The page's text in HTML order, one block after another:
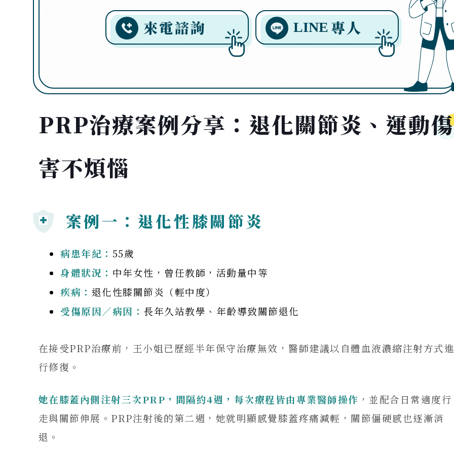
來電諮詢 LINE專人
PRP治療案例分享：退化關節炎、運動傷
害不煩惱
案例一：退化性膝關節炎
病患年紀： 55歲
身體狀況： 中年女性，曾任教師，活動量中等
疾病： 退化性膝關節炎（輕中度）
受傷原因／病因： 長年久站教學、年齡導致關節退化
在接受PRP治療前，王小姐已歷經半年保守治療無效，醫師建議以自體血液濃縮注射方式進
行修復。
她在膝蓋內側注射三次PRP，間隔約4週，每次療程皆由專業醫師操作 ，並配合日常適度行
走與關節伸展。PRP注射後的第二週，她就明顯感覺膝蓋疼痛減輕，關節僵硬感也逐漸消
退。